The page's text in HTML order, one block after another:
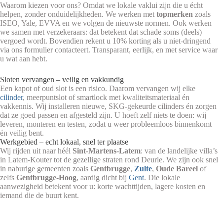
Waarom kiezen voor ons? Omdat we lokale vaklui zijn die u écht
helpen, zonder onduidelijkheden. We werken met topmerken zoals
ISEO, Yale, EVVA en we volgen de nieuwste normen. Ook werken
we samen met verzekeraars: dat betekent dat schade soms (deels)
vergoed wordt. Bovendien rekent u 10% korting als u niet-dringend
via ons formulier contacteert. Transparant, eerlijk, en met service waar
u wat aan hebt.
Sloten vervangen – veilig en vakkundig
Een kapot of oud slot is een risico. Daarom vervangen wij elke
cilinder, meerpuntslot of smartlock met kwaliteitsmateriaal én
vakkennis. Wij installeren nieuwe, SKG-gekeurde cilinders én zorgen
dat ze goed passen en afgesteld zijn. U hoeft zelf niets te doen: wij
leveren, monteren en testen, zodat u weer probleemloos binnenkomt –
én veilig bent.
Werkgebied – echt lokaal, snel ter plaatse
Wij rijden uit naar héél Sint‑Martens‑Latem: van de landelijke villa’s
in Latem-Kouter tot de gezellige straten rond Deurle. We zijn ook snel
in naburige gemeenten zoals Gentbrugge, Zulte, Oude Bareel of
zelfs Gentbrugge-Hoog, aardig dicht bij Gent. Die lokale
aanwezigheid betekent voor u: korte wachttijden, lagere kosten en
iemand die de buurt kent.